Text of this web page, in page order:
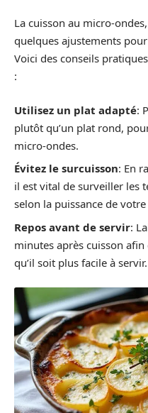
La cuisson au micro-
quelques ajustements
Voici des conseils
:
Utilisez un plat adapté:
plutôt qu’un plat rond,
micro-ondes.
Évitez le surcuisson: En
il est vital de surveiller les
selon la puissance de
Repos avant de servir:
minutes après cuisson
qu’il soit plus facile à servir.